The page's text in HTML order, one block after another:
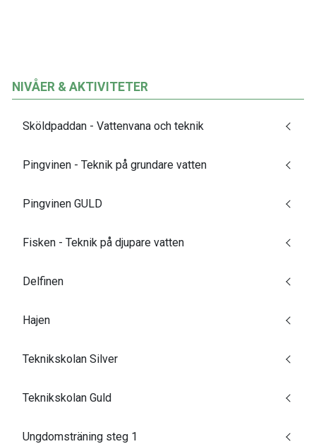
NIVÅER & AKTIVITETER
Sköldpaddan - Vattenvana och teknik
Pingvinen - Teknik på grundare vatten
Pingvinen GULD
Fisken - Teknik på djupare vatten
Delfinen
Hajen
Teknikskolan Silver
Teknikskolan Guld
Ungdomsträning steg 1